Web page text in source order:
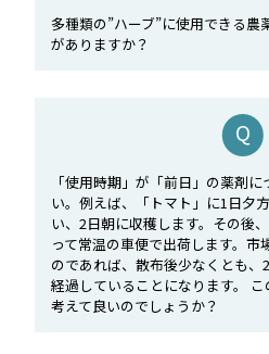
多種類の”ハーブ”に使用できる農
がありますか？
「使用時期」が「前日」の薬剤
い。例えば、「トマト」に1日夕
い、2日朝に収穫します。その後
って常温の車便で出荷します。市
のであれば、散布後少なくとも、
経過していることになります。
考えて良いのでしょうか？